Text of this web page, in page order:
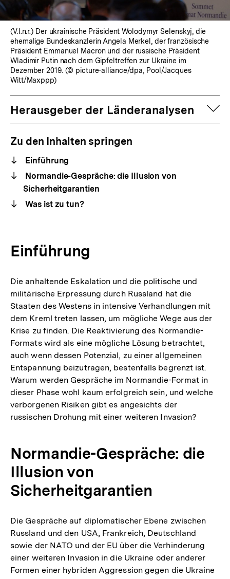
(V.l.n.r.) Der ukrainische Präsident Wolodymyr Selenskyj, die
ehemalige Bundeskanzlerin Angela Merkel, der französische
Präsident Emmanuel Macron und der russische Präsident
Wladimir Putin nach dem Gipfeltreffen zur Ukraine im
Dezember 2019. (© picture-alliance/dpa, Pool/Jacques
Witt/Maxppp)
Herausgeber der Länderanalysen
Zu den Inhalten springen
Einführung
Normandie-Gespräche: die Illusion von
Sicherheitgarantien
Was ist zu tun?
Einführung
Die anhaltende Eskalation und die politische und
militärische Erpressung durch Russland hat die
Staaten des Westens in intensive Verhandlungen mit
dem Kreml treten lassen, um mögliche Wege aus der
Krise zu finden. Die Reaktivierung des Normandie-
Formats wird als eine mögliche Lösung betrachtet,
auch wenn dessen Potenzial, zu einer allgemeinen
Entspannung beizutragen, bestenfalls begrenzt ist.
Warum werden Gespräche im Normandie-Format in
dieser Phase wohl kaum erfolgreich sein, und welche
verborgenen Risiken gibt es angesichts der
russischen Drohung mit einer weiteren Invasion?
Normandie-Gespräche: die
Illusion von
Sicherheitgarantien
Die Gespräche auf diplomatischer Ebene zwischen
Russland und den USA, Frankreich, Deutschland
sowie der NATO und der EU über die Verhinderung
einer weiteren Invasion in die Ukraine oder anderer
Formen einer hybriden Aggression gegen die Ukraine